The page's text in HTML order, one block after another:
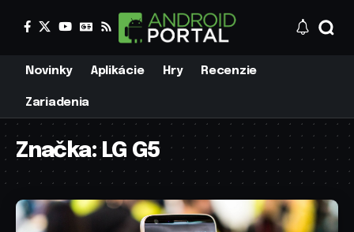
Novinky Aplikácie Hry Recenzie
Zariadenia
Značka:LG G5